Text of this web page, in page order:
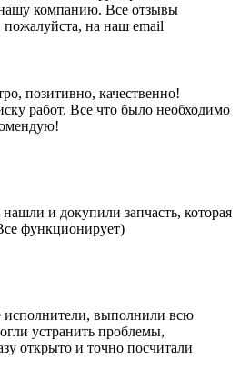
нашу компанию. Все отзывы
на наш email
позитивно, качественно!
работ. Все что было необходимо
и докупили запчасть, которая
функционирует)
исполнители, выполнили всю
устранить проблемы,
открыто и точно посчитали